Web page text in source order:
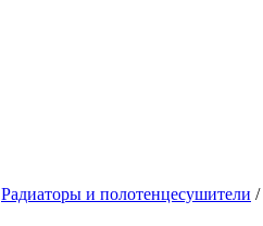
Радиаторы и полотенцесушители /